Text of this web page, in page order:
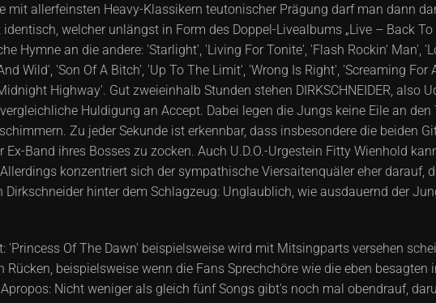
mit allerfeinsten Heavy-Klassikern teutonischer Prägung darf man dann
welcher unlängst in Form des Doppel-Livealbums „Live – Back To
Hymne an die andere: 'Starlight', 'Living For Tonite', 'Flash Rockin' Man',
Wild', 'Son Of A Bitch', 'Up To The Limit', 'Wrong Is Right', 'Screaming For
Highway'. Gut zweieinhalb Stunden stehen DIRKSCHNEIDER, also
Huldigung an Accept. Dabei legen die Jungs keine Eile an den
Zu jeder Sekunde ist erkennbar, dass insbesondere die beiden
Band ihres Bosses zu zocken. Auch U.D.O.-Urgestein Fitty Wienhold
konzentriert sich der sympathische Viersaitenquäler eher darauf,
hinter dem Schlagzeug: Unglaublich, wie ausdauernd der
'Princess Of The Dawn' beispielsweise wird mit Mitsingparts versehen
beispielsweise wenn die Fans Sprechchöre wie die eben besagten
Nicht weniger als gleich fünf Songs gibt's noch mal obendrauf,